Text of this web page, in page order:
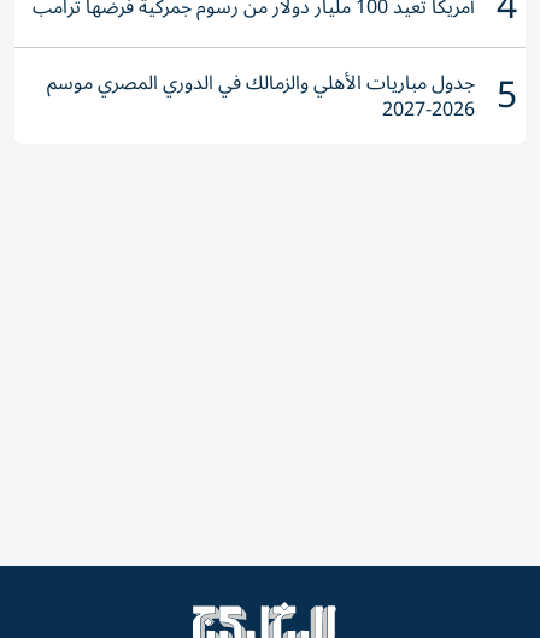
5 جدول مباريات الأهلي والزمالك في الدوري المصري موسم
2026-2027